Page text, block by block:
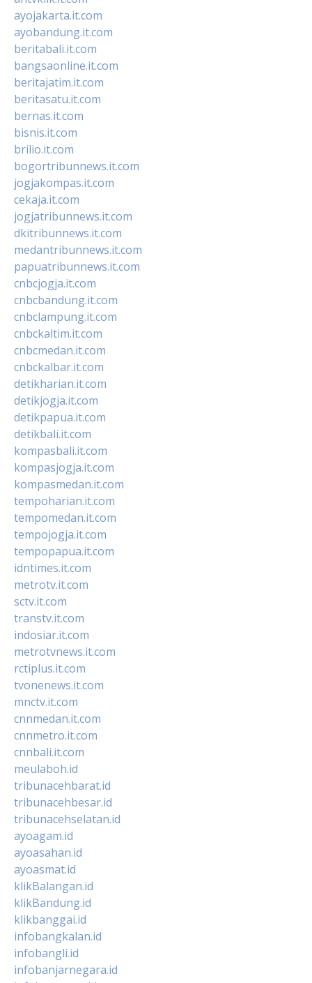
ayojakarta.it.com
ayobandung.it.com
beritabali.it.com
bangsaonline.it.com
beritajatim.it.com
beritasatu.it.com
bernas.it.com
bisnis.it.com
brilio.it.com
bogortribunnews.it.com
jogjakompas.it.com
cekaja.it.com
jogjatribunnews.it.com
dkitribunnews.it.com
medantribunnews.it.com
papuatribunnews.it.com
cnbcjogja.it.com
cnbcbandung.it.com
cnbclampung.it.com
cnbckaltim.it.com
cnbcmedan.it.com
cnbckalbar.it.com
detikharian.it.com
detikjogja.it.com
detikpapua.it.com
detikbali.it.com
kompasbali.it.com
kompasjogja.it.com
kompasmedan.it.com
tempoharian.it.com
tempomedan.it.com
tempojogja.it.com
tempopapua.it.com
idntimes.it.com
metrotv.it.com
sctv.it.com
transtv.it.com
indosiar.it.com
metrotvnews.it.com
rctiplus.it.com
tvonenews.it.com
mnctv.it.com
cnnmedan.it.com
cnnmetro.it.com
cnnbali.it.com
meulaboh.id
tribunacehbarat.id
tribunacehbesar.id
tribunacehselatan.id
ayoagam.id
ayoasahan.id
ayoasmat.id
klikBalangan.id
klikBandung.id
klikbanggai.id
infobangkalan.id
infobangli.id
infobanjarnegara.id